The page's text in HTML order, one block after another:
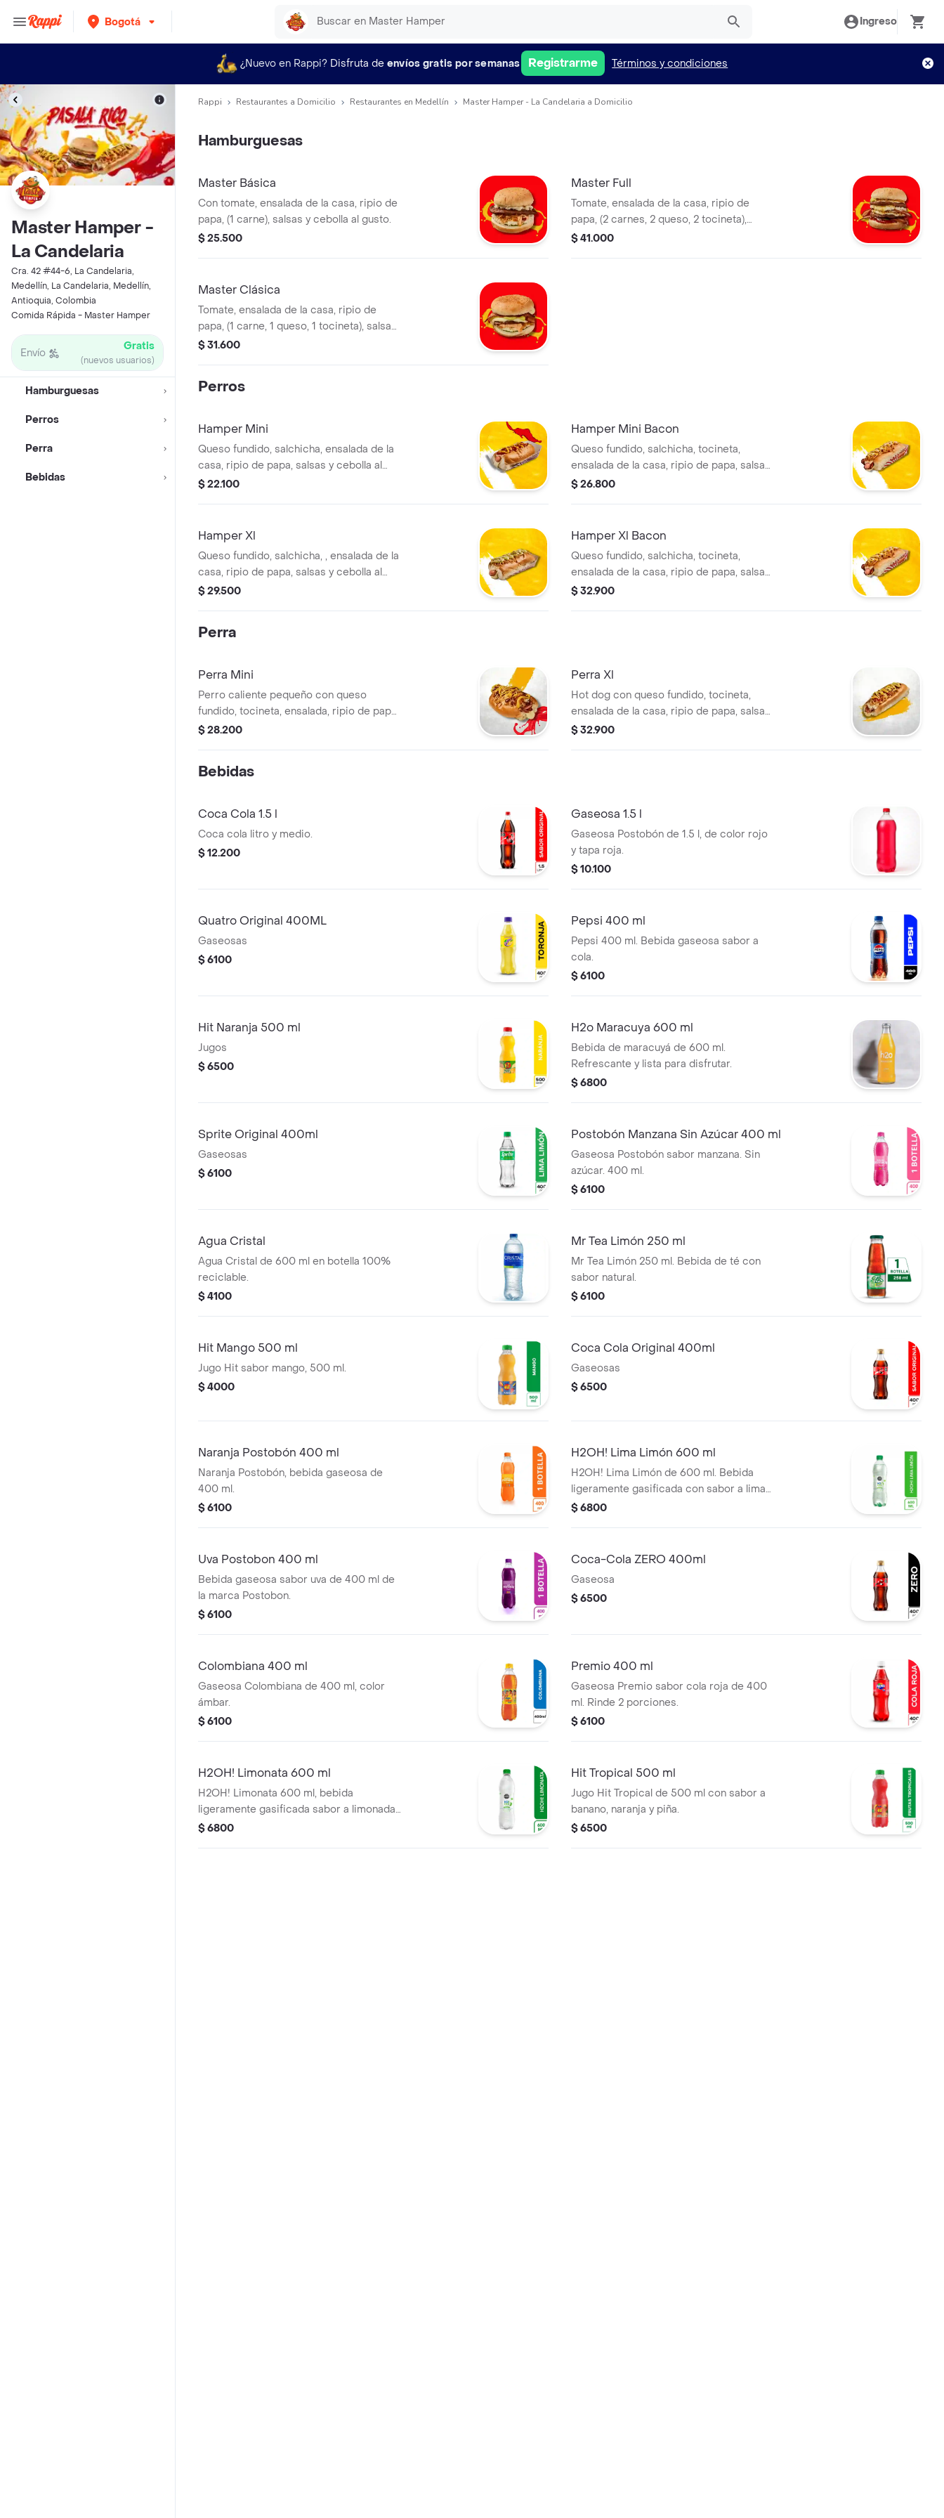
Bogotá Ingreso
¿Nuevo en Rappi? Disfruta de envíos gratis por semanas Registrarme Términos y condiciones
Master Hamper -
La Candelaria
Cra. 42 #44-6, La Candelaria,
Medellín, La Candelaria, Medellín,
Antioquia, Colombia
Comida Rápida - Master Hamper
Envío Gratis
(nuevos usuarios)
Hamburguesas
Perros
Perra
Bebidas
Rappi Restaurantes a Domicilio Restaurantes en Medellín Master Hamper - La Candelaria a Domicilio
Hamburguesas
Master Básica
Con tomate, ensalada de la casa, ripio de
papa, (1 carne), salsas y cebolla al gusto.
$ 25.500
Master Full
Tomate, ensalada de la casa, ripio de
papa, (2 carnes, 2 queso, 2 tocineta),
salsas y cebolla al gusto.
$ 41.000
Master Clásica
Tomate, ensalada de la casa, ripio de
papa, (1 carne, 1 queso, 1 tocineta), salsas
y cebolla al gusto.
$ 31.600
Perros
Hamper Mini
Queso fundido, salchicha, ensalada de la
casa, ripio de papa, salsas y cebolla al
gusto.
$ 22.100
Hamper Mini Bacon
Queso fundido, salchicha, tocineta,
ensalada de la casa, ripio de papa, salsas
y cebolla al gusto.
$ 26.800
Hamper Xl
Queso fundido, salchicha, , ensalada de la
casa, ripio de papa, salsas y cebolla al
gusto
$ 29.500
Hamper Xl Bacon
Queso fundido, salchicha, tocineta,
ensalada de la casa, ripio de papa, salsas
y cebolla al gusto.
$ 32.900
Perra
Perra Mini
Perro caliente pequeño con queso
fundido, tocineta, ensalada, ripio de papa,
salsas y cebolla al gusto.
$ 28.200
Perra Xl
Hot dog con queso fundido, tocineta,
ensalada de la casa, ripio de papa, salsas
y cebolla al gusto.
$ 32.900
Bebidas
Coca Cola 1.5 l
Coca cola litro y medio.
$ 12.200
Gaseosa 1.5 l
Gaseosa Postobón de 1.5 l, de color rojo
y tapa roja.
$ 10.100
Quatro Original 400ML
Gaseosas
$ 6100
Pepsi 400 ml
Pepsi 400 ml. Bebida gaseosa sabor a
cola.
$ 6100
Hit Naranja 500 ml
Jugos
$ 6500
H2o Maracuya 600 ml
Bebida de maracuyá de 600 ml.
Refrescante y lista para disfrutar.
$ 6800
Sprite Original 400ml
Gaseosas
$ 6100
Postobón Manzana Sin Azúcar 400 ml
Gaseosa Postobón sabor manzana. Sin
azúcar. 400 ml.
$ 6100
Agua Cristal
Agua Cristal de 600 ml en botella 100%
reciclable.
$ 4100
Mr Tea Limón 250 ml
Mr Tea Limón 250 ml. Bebida de té con
sabor natural.
$ 6100
Hit Mango 500 ml
Jugo Hit sabor mango, 500 ml.
$ 4000
Coca Cola Original 400ml
Gaseosas
$ 6500
Naranja Postobón 400 ml
Naranja Postobón, bebida gaseosa de
400 ml.
$ 6100
H2OH! Lima Limón 600 ml
H2OH! Lima Limón de 600 ml. Bebida
ligeramente gasificada con sabor a lima
limón, contiene edulcorantes.
$ 6800
Uva Postobon 400 ml
Bebida gaseosa sabor uva de 400 ml de
la marca Postobon.
$ 6100
Coca-Cola ZERO 400ml
Gaseosa
$ 6500
Colombiana 400 ml
Gaseosa Colombiana de 400 ml, color
ámbar.
$ 6100
Premio 400 ml
Gaseosa Premio sabor cola roja de 400
ml. Rinde 2 porciones.
$ 6100
H2OH! Limonata 600 ml
H2OH! Limonata 600 ml, bebida
ligeramente gasificada sabor a limonada
que contiene edulcorantes.
$ 6800
Hit Tropical 500 ml
Jugo Hit Tropical de 500 ml con sabor a
banano, naranja y piña.
$ 6500